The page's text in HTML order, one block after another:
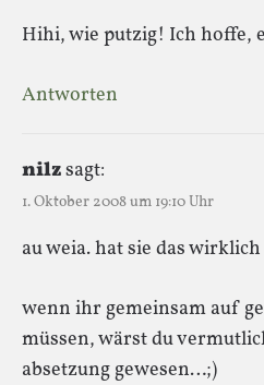
Hihi, wie putzig! Ich hoffe,
Antworten
nilzsagt:
1. Oktober 2008 um 19:10 Uhr
au weia. hat sie das wirklich
wenn ihr gemeinsam auf
müssen, wärst du
absetzung gewesen…;)